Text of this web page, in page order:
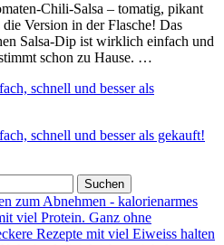
Chili-Salsa – tomatig, pikant
Version in der Flasche! Das
Salsa-Dip ist wirklich einfach und
schon zu Hause. …
schnell und besser als
schnell und besser als gekauft!